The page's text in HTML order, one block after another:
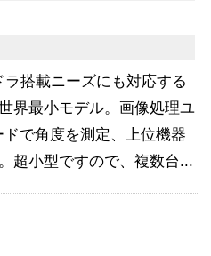
搭載ニーズにも対応する
界最小モデル。画像処理ユ
で角度を測定、上位機器
超小型ですので、複数台...